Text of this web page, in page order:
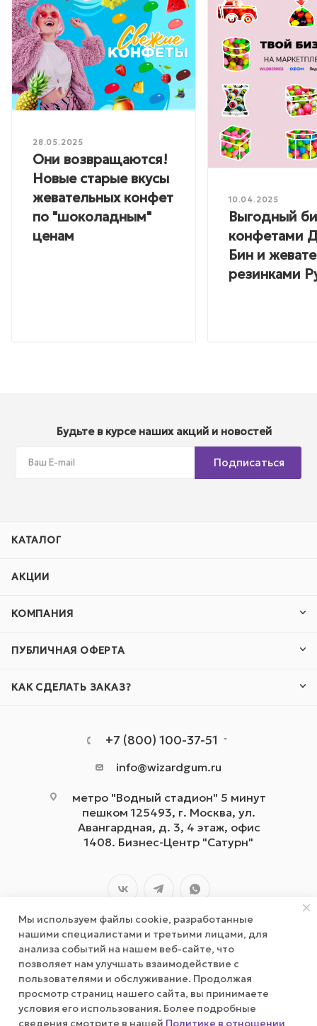
28.05.2025
Они возвращаются!
Новые старые вкусы
жевательных конфет
по "шоколадным"
ценам
10.04.2025
Выгодный
конфетами
Бин и
резинками
Будьте в курсе наших акций и новостей
Подписаться
КАТАЛОГ
АКЦИИ
КОМПАНИЯ
ПУБЛИЧНАЯ ОФЕРТА
КАК СДЕЛАТЬ ЗАКАЗ?
+7 (800) 100-37-51
info@wizardgum.ru
метро "Водный стадион" 5 минут
пешком 125493, г. Москва, ул.
Авангардная, д. 3, 4 этаж, офис
1408. Бизнес-Центр "Сатурн"
2026 © wizardgum.ru, 2021
Мы используем файлы cookie, разработанные
нашими специалистами и третьими лицами, для
анализа событий на нашем веб-сайте, что
позволяет нам улучшать взаимодействие с
пользователями и обслуживание. Продолжая
просмотр страниц нашего сайта, вы принимаете
условия его использования. Более подробные
сведения смотрите в нашей Политике в отношении